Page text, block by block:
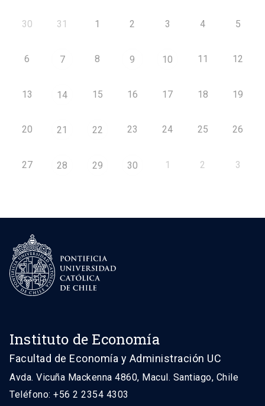
30 31 1 2 3 4 5
6 7 8 9 10 11 12
13 14 15 16 17 18 19
20 21 22 23 24 25 26
27 28 29 30 1 2 3
Instituto de Economía
Facultad de Economía y Administración UC
Avda. Vicuña Mackenna 4860, Macul. Santiago, Chile
Teléfono: +56 2 2354 4303